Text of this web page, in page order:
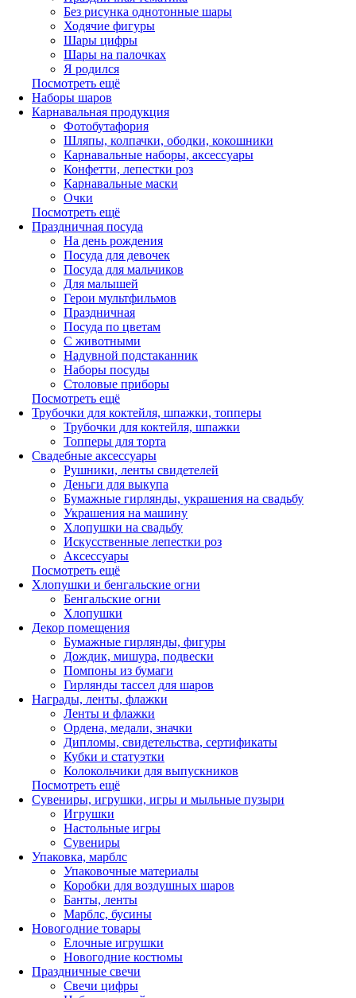
Без рисунка однотонные шары
Ходячие фигуры
Шары цифры
Шары на палочках
Я родился
Посмотреть ещё
Наборы шаров
Карнавальная продукция
Фотобутафория
Шляпы, колпачки, ободки, кокошники
Карнавальные наборы, аксессуары
Конфетти, лепестки роз
Карнавальные маски
Очки
Посмотреть ещё
Праздничная посуда
На день рождения
Посуда для девочек
Посуда для мальчиков
Для малышей
Герои мультфильмов
Праздничная
Посуда по цветам
С животными
Надувной подстаканник
Наборы посуды
Столовые приборы
Посмотреть ещё
Трубочки для коктейля, шпажки, топперы
Трубочки для коктейля, шпажки
Топперы для торта
Свадебные аксессуары
Рушники, ленты свидетелей
Деньги для выкупа
Бумажные гирлянды, украшения на свадьбу
Украшения на машину
Хлопушки на свадьбу
Искусственные лепестки роз
Аксессуары
Посмотреть ещё
Хлопушки и бенгальские огни
Бенгальские огни
Хлопушки
Декор помещения
Бумажные гирлянды, фигуры
Дождик, мишура, подвески
Помпоны из бумаги
Гирлянды тассел для шаров
Награды, ленты, флажки
Ленты и флажки
Ордена, медали, значки
Дипломы, свидетельства, сертификаты
Кубки и статуэтки
Колокольчики для выпускников
Посмотреть ещё
Сувениры, игрушки, игры и мыльные пузыри
Игрушки
Настольные игры
Сувениры
Упаковка, марблс
Упаковочные материалы
Коробки для воздушных шаров
Банты, ленты
Марблс, бусины
Новогодние товары
Елочные игрушки
Новогодние костюмы
Праздничные свечи
Свечи цифры